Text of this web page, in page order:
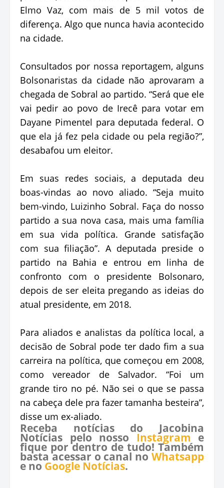
Elmo Vaz, com mais de 5 mil votos de
diferença. Algo que nunca havia acontecido
na cidade.
Consultados por nossa reportagem, alguns
Bolsonaristas da cidade não aprovaram a
chegada de Sobral ao partido. “Será que ele
vai pedir ao povo de Irecê para votar em
Dayane Pimentel para deputada federal. O
que ela já fez pela cidade ou pela região?”,
desabafou um eleitor.
Em suas redes sociais, a deputada deu
boas-vindas ao novo aliado. “Seja muito
bem-vindo, Luizinho Sobral. Faça do nosso
partido a sua nova casa, mais uma família
em sua vida política. Grande satisfação
com sua filiação”. A deputada preside o
partido na Bahia e entrou em linha de
confronto com o presidente Bolsonaro,
depois de ser eleita pregando as ideias do
atual presidente, em 2018.
Para aliados e analistas da política local, a
decisão de Sobral pode ter dado fim a sua
carreira na política, que começou em 2008,
como vereador de Salvador. “Foi um
grande tiro no pé. Não sei o que se passa
na cabeça dele pra fazer tamanha besteira”,
disse um ex-aliado.
Receba notícias do Jacobina
Notícias pelo nosso Instagram e
fique por dentro de tudo! Também
basta acessar o canal no Whatsapp
e no Google Notícias.